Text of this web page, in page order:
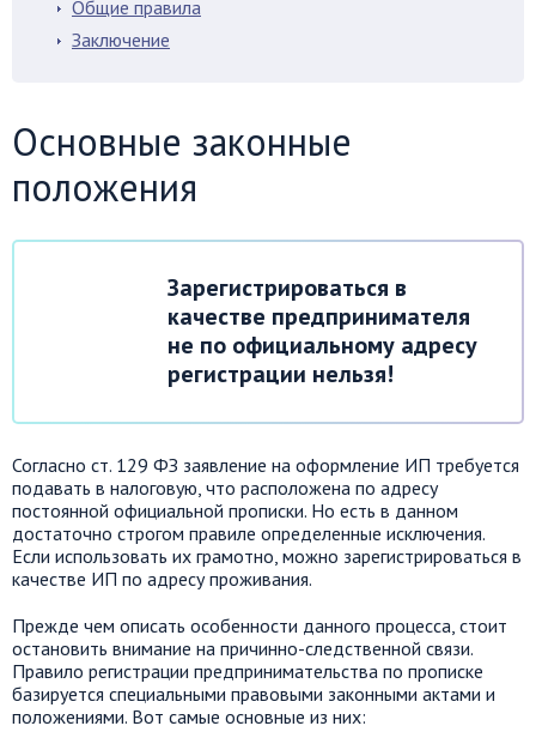
Общие правила
Заключение
Основные законные
положения
Зарегистрироваться в
качестве предпринимателя
не по официальному адресу
регистрации нельзя!
Согласно ст. 129 ФЗ заявление на оформление ИП требуется
подавать в налоговую, что расположена по адресу
постоянной официальной прописки. Но есть в данном
достаточно строгом правиле определенные исключения.
Если использовать их грамотно, можно зарегистрироваться в
качестве ИП по адресу проживания.
Прежде чем описать особенности данного процесса, стоит
остановить внимание на причинно-следственной связи.
Правило регистрации предпринимательства по прописке
базируется специальными правовыми законными актами и
положениями. Вот самые основные из них: